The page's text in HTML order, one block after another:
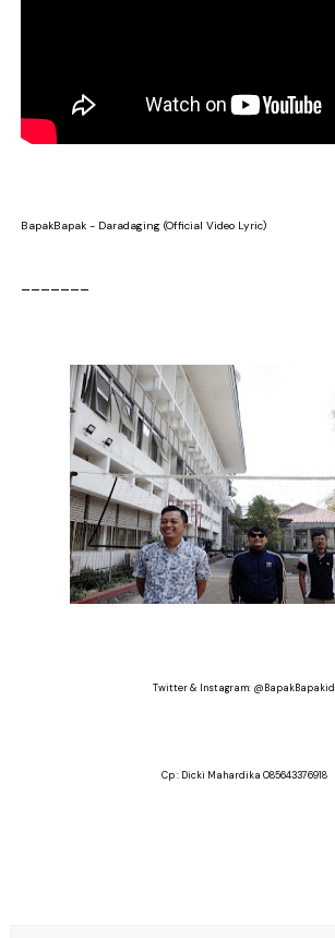
BapakBapak - Daradaging (Official Video Lyric)
Twitter & Instagram: @BapakBapakid
Cp : Dicki Mahardika 085643376918